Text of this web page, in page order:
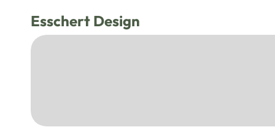
Esschert Design